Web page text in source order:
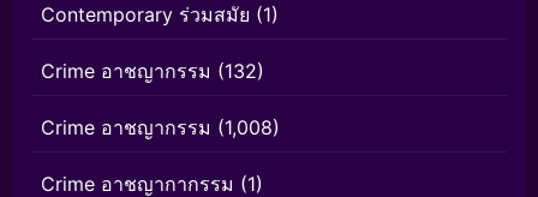
Contemporary ร่วมสมัย (1)
Crime อาชญากรรม (132)
Crime อาชญากรรม (1,008)
Crime อาชญากากรรม (1)